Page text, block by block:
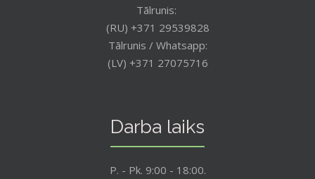
Tālrunis:
(RU) +371 29539828
Tālrunis / Whatsapp:
(LV) +371 27075716
Darba laiks
P. - Pk. 9:00 - 18:00.